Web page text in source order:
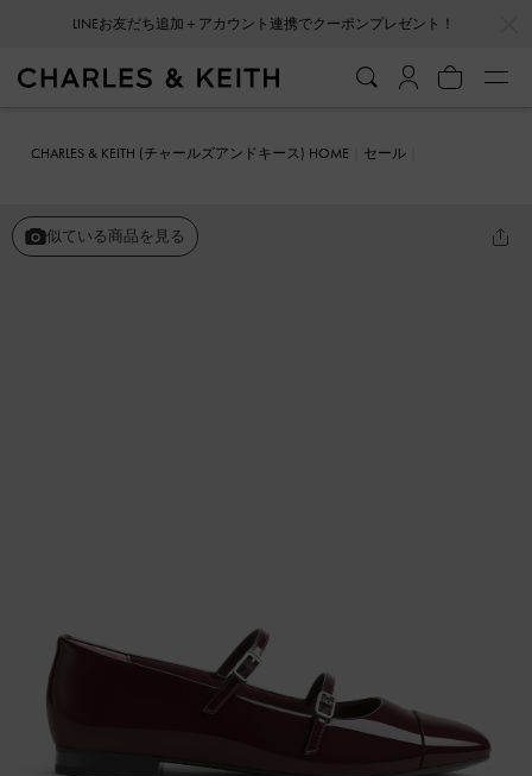
LINEお友だち追加＋アカウント連携でクーポンプレゼント！
CHARLES & KEITH (チャールズアンドキース) HOME
セール
似ている商品を見る